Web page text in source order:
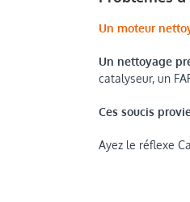
Un moteur
Un nettoyage
catalyseur, un
Ces soucis
Ayez le réflexe